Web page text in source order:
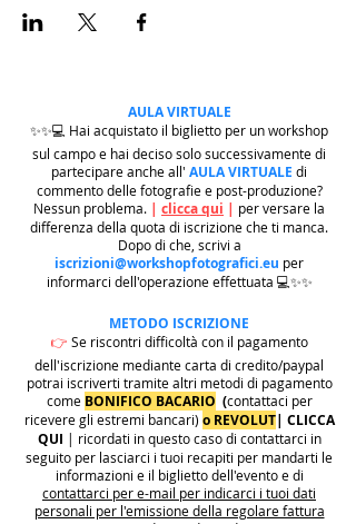
AULA VIRTUALE
✨✨💻 Hai acquistato il biglietto per un workshop
sul campo e hai deciso solo successivamente di
partecipare anche all' AULA VIRTUALE di
commento delle fotografie e post-produzione?
Nessun problema. | clicca qui | per versare la
differenza della quota di iscrizione che ti manca.
Dopo di che, scrivi a
iscrizioni@workshopfotografici.eu per
informarci dell'operazione effettuata 💻✨✨
METODO ISCRIZIONE
👉 Se riscontri difficoltà con il pagamento
dell'iscrizione mediante carta di credito/paypal
potrai iscriverti tramite altri metodi di pagamento
come BONIFICO BACARIO (contattaci per
ricevere gli estremi bancari) o REVOLUT| CLICCA
QUI | ricordati in questo caso di contattarci in
seguito per lasciarci i tuoi recapiti per mandarti le
informazioni e il biglietto dell'evento e di
contattarci per e-mail per indicarci i tuoi dati
personali per l'emissione della regolare fattura